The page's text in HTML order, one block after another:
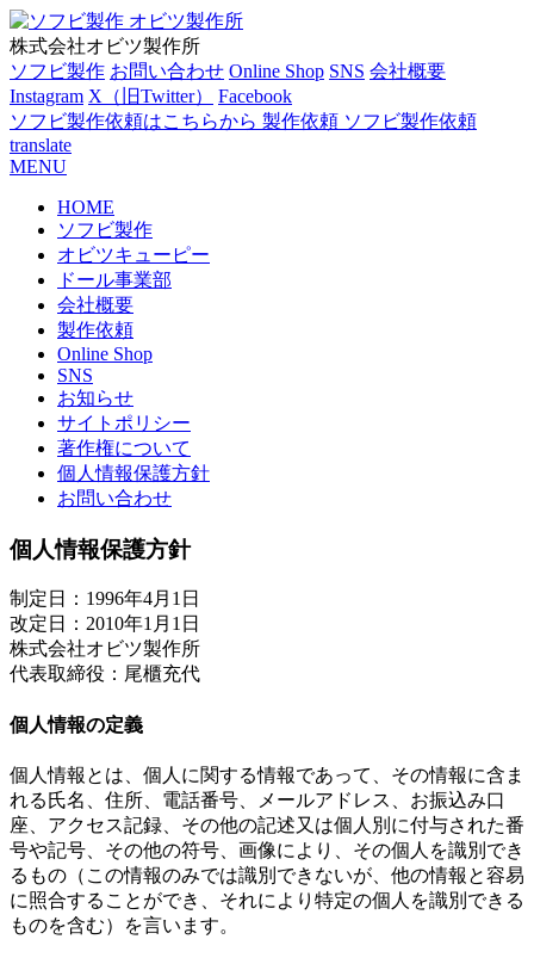
株式会社オビツ製作所
ソフビ製作 お問い合わせ Online Shop SNS 会社概要
Instagram X（旧Twitter）
Facebook
ソフビ製作依頼はこちらから 製作依頼 ソフビ製作依頼
translate
MENU
HOME
ソフビ製作
オビツキューピー
ドール事業部
会社概要
製作依頼
Online Shop
SNS
お知らせ
サイトポリシー
著作権について
個人情報保護方針
お問い合わせ
個人情報保護方針
制定日：1996年4月1日
改定日：2010年1月1日
株式会社オビツ製作所
代表取締役：尾櫃充代
個人情報の定義
個人情報とは、個人に関する情報であって、その情報に含ま
れる氏名、住所、電話番号、メールアドレス、お振込み口
座、アクセス記録、その他の記述又は個人別に付与された番
号や記号、その他の符号、画像により、その個人を識別でき
るもの（この情報のみでは識別できないが、他の情報と容易
に照合することができ、それにより特定の個人を識別できる
ものを含む）を言います。